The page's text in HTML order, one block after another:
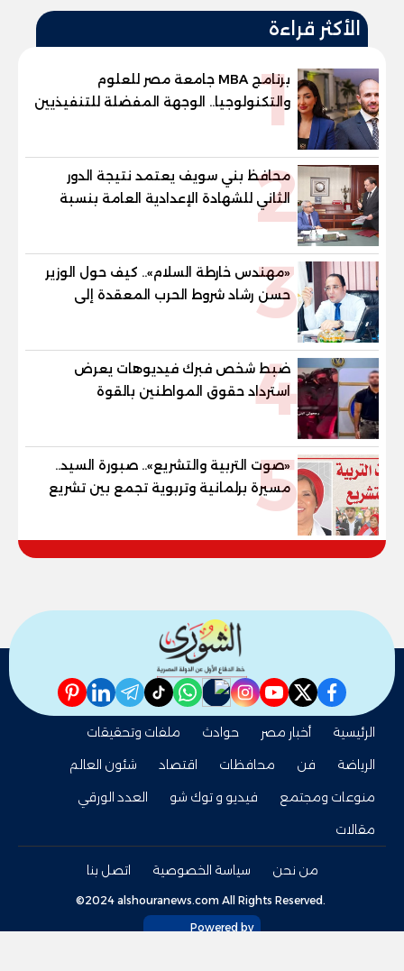
الأكثر قراءة
1
برنامج MBA جامعة مصر للعلوم
والتكنولوجيا.. الوجهة المفضلة للتنفيذيين
وقيادات المؤسسات لصناعة قادة
2
محافظ بني سويف يعتمد نتيجة الدور
الثاني للشهادة الإعدادية العامة بنسبة
والنور للمكفوفين
3
«مهندس خارطة السلام».. كيف حول الوزير
حسن رشاد شروط الحرب المعقدة إلى
"خارطة طريق" للانسحاب والإعمار؟
4
ضبط شخص فبرك فيديوهات يعرض
استرداد حقوق المواطنين بالقوة
5
«صوت التربية والتشريع».. صبورة السيد..
مسيرة برلمانية وتربوية تجمع بين تشريع
القوانين وصناعة الأجيال لبناء الإنسان
facebook
twitter
youtube
instagram
nabd
whatsapp
tiktok
telegram
linkedin
pinterest
الرئيسية أخبار مصر حوادث
ملفات وتحقيقات
الرياضة
فن محافظات اقتصاد
شئون العالم
منوعات ومجتمع
فيديو و توك شو
العدد الورقي
مقالات
من نحن سياسة الخصوصية اتصل بنا
©2024 alshouranews.com All Rights Reserved.
Powered by